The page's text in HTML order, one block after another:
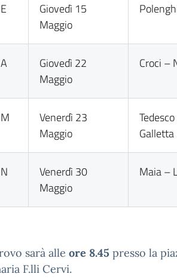
Giovedì 15
Maggio
Giovedì 22
Maggio
Croci –
Venerdì 23
Maggio
Galletta
Venerdì 30
Maggio
Maia –
sarà alle ore 8.45 presso la
F.lli Cervi.